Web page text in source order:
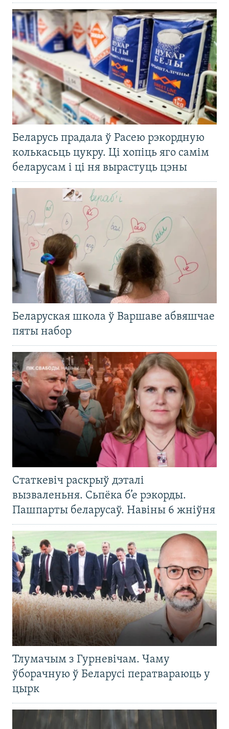
Беларусь прадала ў Расею рэкордную
колькасьць цукру. Ці хопіць яго самім
беларусам і ці ня вырастуць цэны
Беларуская школа ў Варшаве абвяшчае
пяты набор
Статкевіч раскрыў дэталі
вызваленьня. Сьпёка б’е рэкорды.
Пашпарты беларусаў. Навіны 6 жніўня
Тлумачым з Гурневічам. Чаму
ўборачную ў Беларусі ператвараюць у
цырк